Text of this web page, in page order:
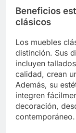
Beneficios
clásicos
Los muebles
distinción. Sus
incluyen
calidad, crean
Además, su
integren
decoración,
contemporáneo.